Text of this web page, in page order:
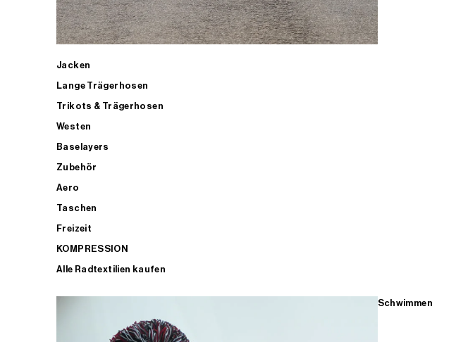
Jacken
Lange Trägerhosen
Trikots & Trägerhosen
Westen
Baselayers
Zubehör
Aero
Taschen
Freizeit
KOMPRESSION
Alle Radtextilien kaufen
Schwimmen